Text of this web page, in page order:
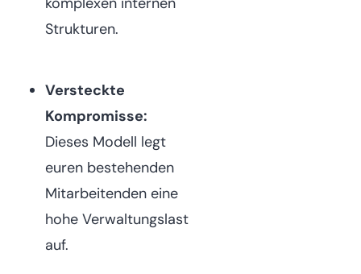
Strukturen.
Versteckte
Kompromisse:
Dieses Modell legt
euren bestehenden
Mitarbeitenden eine
hohe Verwaltungslast
auf.